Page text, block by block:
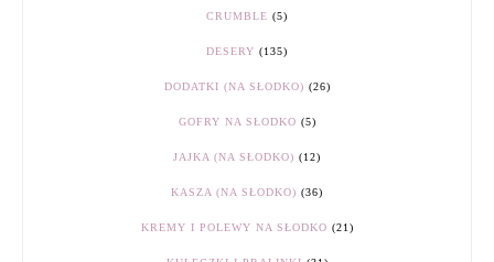
CRUMBLE (5)
DESERY (135)
DODATKI (NA SŁODKO) (26)
GOFRY NA SŁODKO (5)
JAJKA (NA SŁODKO) (12)
KASZA (NA SŁODKO) (36)
KREMY I POLEWY NA SŁODKO (21)